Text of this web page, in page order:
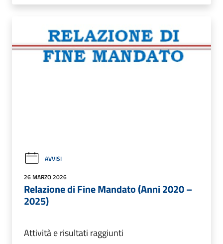
AVVISI
26 MARZO 2026
Relazione di Fine Mandato (Anni 2020 –
2025)
Attività e risultati raggiunti